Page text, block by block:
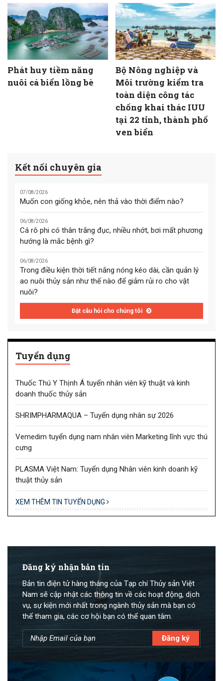
Phát huy tiềm năng
nuôi cá biển lồng bè
Bộ Nông nghiệp và
Môi trường kiểm tra
toàn diện công tác
chống khai thác IUU
tại 22 tỉnh, thành phố
ven biển
Kết nối chuyên gia
07/08/2026
Muốn con giống khỏe, nên thả vào thời điểm nào?
06/08/2026
Cá rô phi có thân trắng đục, nhiều nhớt, bơi mất phương
hướng là mắc bệnh gì?
06/08/2026
Trong điều kiện thời tiết nắng nóng kéo dài, cần quản lý
ao nuôi thủy sản như thế nào để giảm rủi ro cho vật
nuôi?
Đặt câu hỏi cho chúng tôi
Tuyển dụng
Thuốc Thú Y Thịnh Á tuyển nhân viên kỹ thuật và kinh
doanh thuốc thủy sản
SHRIMPHARMAQUA – Tuyển dụng nhân sự 2026
Vemedim tuyển dụng nam nhân viên Marketing lĩnh vực thú
cưng
PLASMA Việt Nam: Tuyển dụng Nhân viên kinh doanh kỹ
thuật thủy sản
XEM THÊM TIN TUYỂN DỤNG
Đăng ký nhận bản tin
Bản tin điện tử hàng tháng của Tạp chí Thủy sản Việt
Nam sẽ cập nhật các thông tin về các hoạt động, dịch
vụ, sự kiện mới nhất trong ngành thủy sản mà bạn có
thể tham gia, các cơ hội bạn có thể quan tâm.